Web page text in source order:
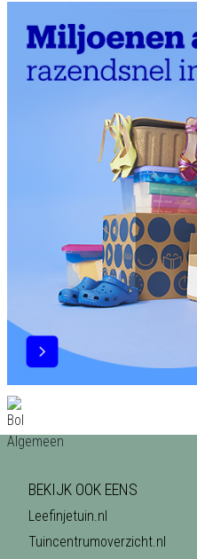
BEKIJK OOK EENS
Leefinjetuin.nl
Tuincentrumoverzicht.nl